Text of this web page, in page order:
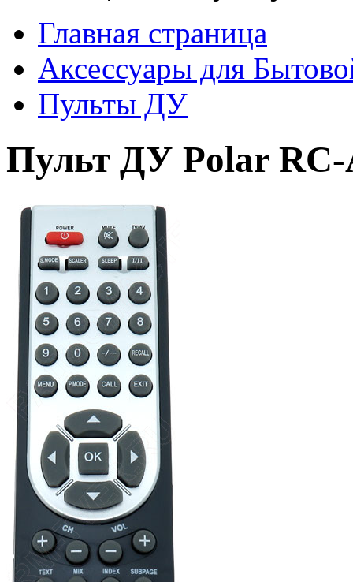
Главная страница
Аксессуары для
Пульты ДУ
Пульт ДУ Polar RC-